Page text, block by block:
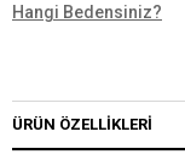
Hangi Bedensiniz?
ÜRÜN ÖZELLIKLERI